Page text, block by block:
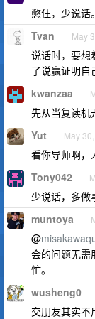
憋住，少说话。
Tvan May
说话时，要想
了说赢证明自
kwanzaa
先从当复读机
Yut May
看你导师啊，
Tony042
少说话，多做
muntoya
@
会的问题无需
忙。
wusheng0
交朋友其实不